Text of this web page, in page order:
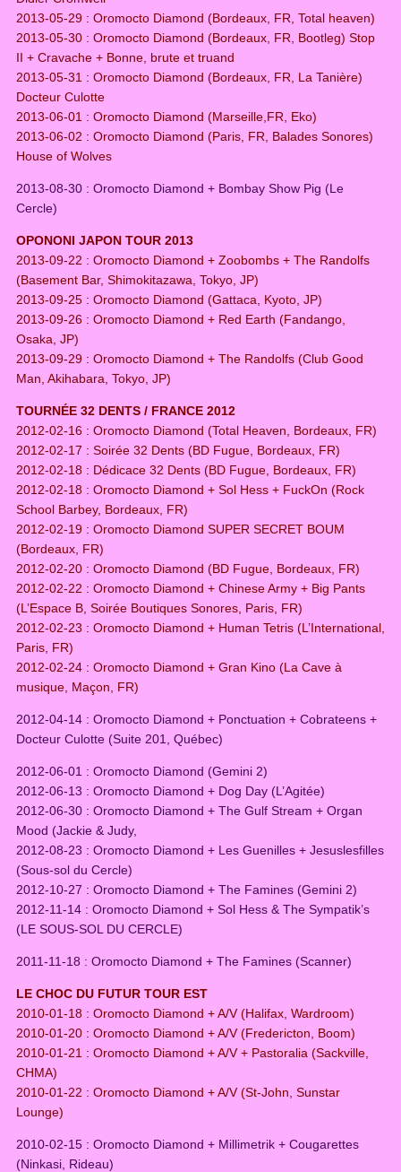
2013-05-29 : Oromocto Diamond (Bordeaux, FR, Total heaven)
2013-05-30 : Oromocto Diamond (Bordeaux, FR, Bootleg) Stop
II + Cravache + Bonne, brute et truand
2013-05-31 : Oromocto Diamond (Bordeaux, FR, La Tanière)
Docteur Culotte
2013-06-01 : Oromocto Diamond (Marseille,FR, Eko)
2013-06-02 : Oromocto Diamond (Paris, FR, Balades Sonores)
House of Wolves
2013-08-30 : Oromocto Diamond + Bombay Show Pig (Le
Cercle)
OPONONI JAPON TOUR 2013
2013-09-22 : Oromocto Diamond + Zoobombs + The Randolfs
(Basement Bar, Shimokitazawa, Tokyo, JP)
2013-09-25 : Oromocto Diamond (Gattaca, Kyoto, JP)
2013-09-26 : Oromocto Diamond + Red Earth (Fandango,
Osaka, JP)
2013-09-29 : Oromocto Diamond + The Randolfs (Club Good
Man, Akihabara, Tokyo, JP)
TOURNÉE 32 DENTS / FRANCE 2012
2012-02-16 : Oromocto Diamond (Total Heaven, Bordeaux, FR)
2012-02-17 : Soirée 32 Dents (BD Fugue, Bordeaux, FR)
2012-02-18 : Dédicace 32 Dents (BD Fugue, Bordeaux, FR)
2012-02-18 : Oromocto Diamond + Sol Hess + FuckOn (Rock
School Barbey, Bordeaux, FR)
2012-02-19 : Oromocto Diamond SUPER SECRET BOUM
(Bordeaux, FR)
2012-02-20 : Oromocto Diamond (BD Fugue, Bordeaux, FR)
2012-02-22 : Oromocto Diamond + Chinese Army + Big Pants
(L’Espace B, Soirée Boutiques Sonores, Paris, FR)
2012-02-23 : Oromocto Diamond + Human Tetris (L’International,
Paris, FR)
2012-02-24 : Oromocto Diamond + Gran Kino (La Cave à
musique, Maçon, FR)
2012-04-14 : Oromocto Diamond + Ponctuation + Cobrateens +
Docteur Culotte (Suite 201, Québec)
2012-06-01 : Oromocto Diamond (Gemini 2)
2012-06-13 : Oromocto Diamond + Dog Day (L’Agitée)
2012-06-30 : Oromocto Diamond + The Gulf Stream + Organ
Mood (Jackie & Judy,
2012-08-23 : Oromocto Diamond + Les Guenilles + Jesuslesfilles
(Sous-sol du Cercle)
2012-10-27 : Oromocto Diamond + The Famines (Gemini 2)
2012-11-14 : Oromocto Diamond + Sol Hess & The Sympatik’s
(LE SOUS-SOL DU CERCLE)
2011-11-18 : Oromocto Diamond + The Famines (Scanner)
LE CHOC DU FUTUR TOUR EST
2010-01-18 : Oromocto Diamond + A/V (Halifax, Wardroom)
2010-01-20 : Oromocto Diamond + A/V (Fredericton, Boom)
2010-01-21 : Oromocto Diamond + A/V + Pastoralia (Sackville,
CHMA)
2010-01-22 : Oromocto Diamond + A/V (St-John, Sunstar
Lounge)
2010-02-15 : Oromocto Diamond + Millimetrik + Cougarettes
(Ninkasi, Rideau)